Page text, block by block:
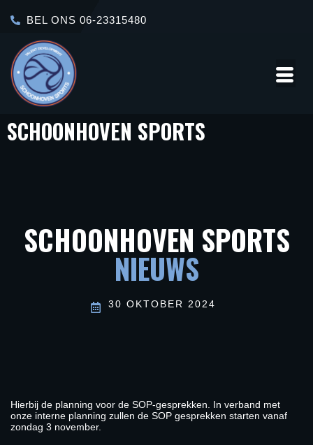
BEL ONS 06-23315480
Over
Ons
Contact
SCHOONHOVEN SPORTS
SCHOONHOVEN SPORTS
NIEUWS
30 OKTOBER 2024
Hierbij de planning voor de SOP-gesprekken. In verband met
onze interne planning zullen de SOP gesprekken starten vanaf
zondag 3 november.